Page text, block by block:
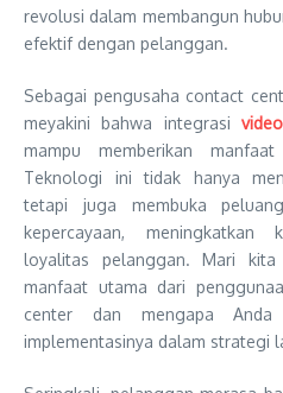
revolusi dalam membangun
efektif dengan pelanggan.
Sebagai pengusaha contact
meyakini bahwa integrasi
mampu memberikan
Teknologi ini tidak hanya
tetapi juga membuka
kepercayaan, meningkatkan
loyalitas pelanggan. Mari
manfaat utama dari
center dan mengapa Anda
implementasinya dalam strategi